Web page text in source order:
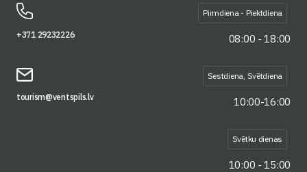
+371 29232226
tourism@ventspils.lv
Pirmdiena - Piektdiena
08:00 - 18:00
Sestdiena, Svētdiena
10:00-16:00
Svētku dienas
10:00 - 15:00